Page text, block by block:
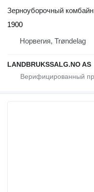
Зерноуборочный комбайн
1900
Норвегия, Trøndelag
LANDBRUKSSALG.NO AS